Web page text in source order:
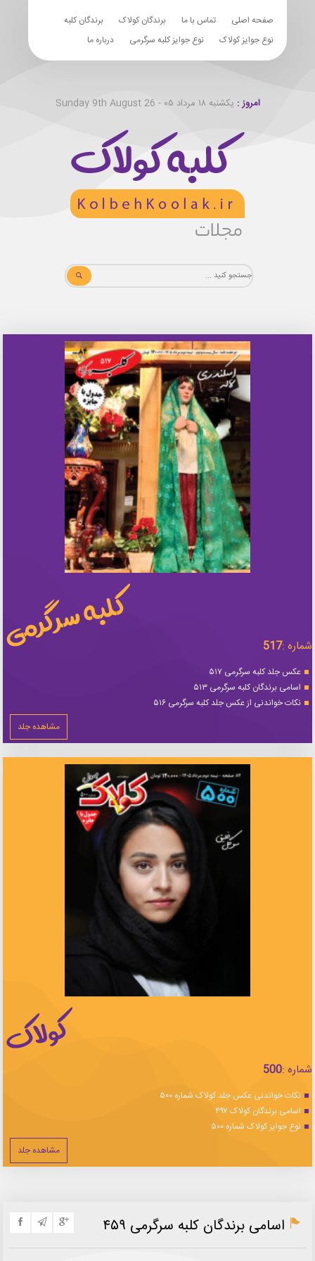
صفحه اصلی تماس با ما برندگان کولاک
برندگان کلبه
نوع جوایز کولاک
نوع جوایز کلبه سرگرمی درباره ما
امروز : یکشنبه ۱۸ مرداد ۰۵ - Sunday 9th August 26
شماره :517
عکس جلد کلبه سرگرمی ۵۱۷
اسامی برندگان کلبه سرگرمی ۵۱۳
نکات خواندنی از عکس جلد کلبه سرگرمی ۵۱۶
مشاهده جلد
شماره :500
نکات خواندنی عکس جلد کولاک شماره ۵۰۰
اسامی برندگان کولاک ۴۹۷
نوع جوایز کولاک شماره ۵۰۰
مشاهده جلد
اسامی برندگان کلبه سرگرمی ۴۵۹